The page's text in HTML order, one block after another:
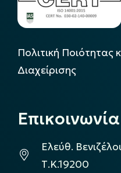
Πολιτική Ποιότητας
Διαχείρισης
Επικοινωνία
Ελεύθ.
Τ.Κ.19200